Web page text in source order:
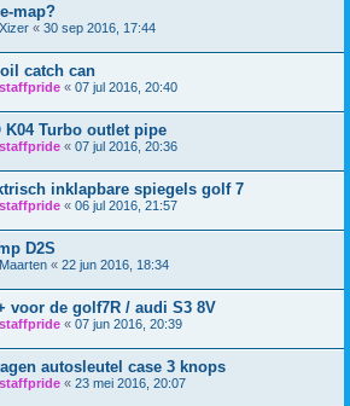
map?
Xizer « 30 sep 2016, 17:44
catch can
staffpride « 07 jul 2016, 20:40
K04 Turbo outlet pipe
staffpride « 07 jul 2016, 20:36
inklapbare spiegels golf 7
staffpride « 06 jul 2016, 21:57
D2S
Maarten « 22 jun 2016, 18:34
voor de golf7R / audi S3 8V
staffpride « 07 jun 2016, 20:39
autosleutel case 3 knops
staffpride « 23 mei 2016, 20:07